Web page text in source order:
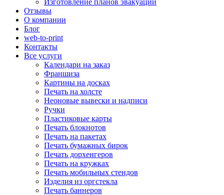
Изготовление планов эвакуации
Отзывы
О компании
Блог
web-to-print
Контакты
Все услуги
Календари на заказ
Франшиза
Картины на досках
Печать на холсте
Неоновые вывески и надписи
Ручки
Пластиковые карты
Печать блокнотов
Печать на пакетах
Печать бумажных бирок
Печать дорхенгеров
Печать на кружках
Печать мобильных стендов
Изделия из оргстекла
Печать баннеров